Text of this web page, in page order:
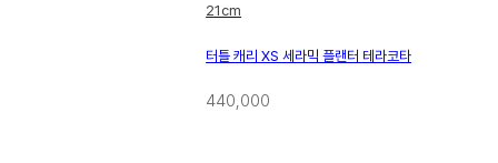
21cm
터틀 캐리 XS 세라믹 플랜터 테라코타
440,000